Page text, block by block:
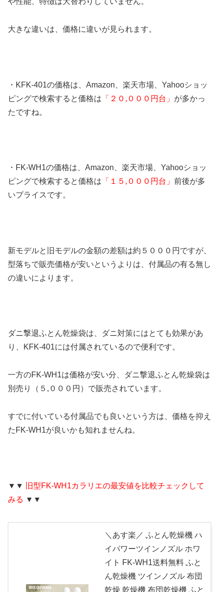
大きな違いは、価格に違いが見られます。
・KFK-401の価格は、Amazon、楽天市場、Yahooショッ
ピングで検索すると価格は 「２０,０００円台」 が多かっ
たですね。
・FK-WH1の価格は、Amazon、楽天市場、Yahooショッ
ピングで検索すると価格は 「１５,０００円台」 前後が多
いプライスです。
新モデルと旧モデルの金額の差額は約５０００円ですが、
型落ちで販売価格が安いというよりは、付属品の有る無し
の違いによります。
ダニ撃退ふとん乾燥袋は、ダニ対策にはとても効果があ
り、KFK-401には付属されているので便利です。
一方のFK-WH1は価格が安い分、ダニ撃退ふとん乾燥袋は
別売り（５,０００円）で販売されています。
すでに付いている付属品でも良いという方は、価格を抑え
たFK-WH1が良いかも知れませんね。
▼▼
旧型FK-WH1カラリエの最安値を比較チェックして
みる ▼▼
＼あす楽／ ふとん乾燥機 ハ
イパワーツインノズル ホワ
イト FK-WH1送料無料 ふと
ん乾燥機 ツインノズル 布団
乾燥 乾燥機 布団乾燥機 ふと